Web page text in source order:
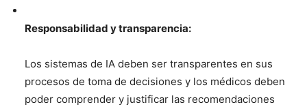
Responsabilidad y transparencia:
Los sistemas de IA deben ser transparentes en sus
procesos de toma de decisiones y los médicos deben
poder comprender y justificar las recomendaciones